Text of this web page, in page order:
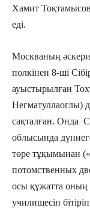
Хамит
еді.
Москваның
полкінен 8-ші
ауыстырылған
Негматуллаоглы)
сақталған. Онда
облысында
төре тұқымынан
потомственных
осы құжатта оның
училищесін